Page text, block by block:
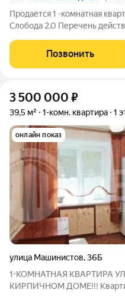
Продается 1 -комнатная
Слобода 2.0 Перечень
2% 3. «Большой семье большая скидка» от 1% до 3% По
каждому виду скидок
Позвонить
3 500 000 ₽
39,5 м² 1-комн. квартира 1
онлайн показ
улица Машинистов,36Б
1-КОМНАТНАЯ КВАРТИРА
КИРПИЧНОМ ДОМЕ!!!